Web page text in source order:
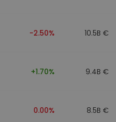
-2.50% 10.5B €
+1.70% 9.4B €
0.00% 8.5B €